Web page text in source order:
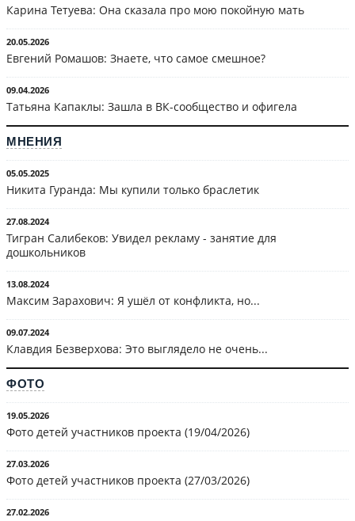
Карина Тетуева: Она сказала про мою покойную мать
20.05.2026
Евгений Ромашов: Знаете, что самое смешное?
09.04.2026
Татьяна Капаклы: Зашла в ВК-сообщество и офигела
МНЕНИЯ
05.05.2025
Никита Гуранда: Мы купили только браслетик
27.08.2024
Тигран Салибеков: Увидел рекламу - занятие для
дошкольников
13.08.2024
Максим Зарахович: Я ушёл от конфликта, но...
09.07.2024
Клавдия Безверхова: Это выглядело не очень...
ФОТО
19.05.2026
Фото детей участников проекта (19/04/2026)
27.03.2026
Фото детей участников проекта (27/03/2026)
27.02.2026